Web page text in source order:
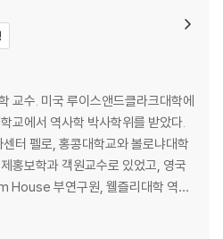
neoliberal thinkers turned to na
social changes and to return to
the language of science, from c
in order to embed the idea o
into social life, and to advocate cu
for markets to truly work. Rea
of their sages, Friedrich Haye
forged the alliances with racial p
ethnonationalists that woul
교수. 미국 루이스앤드클라크대학에
교에서 역사학 박사학위를 받았다.
터 펠로, 홍콩대학교와 볼로냐대학
홍보학과 객원교수로 있었고, 영국
House 부연구원, 웰즐리대학 역사
터 보스턴대학교 프레더릭 S. 파디
다. 2018년에 대표작